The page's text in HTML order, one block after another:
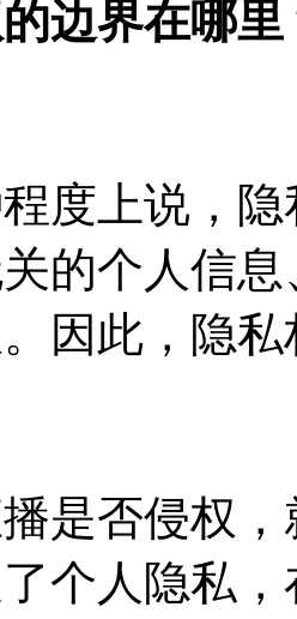
界在哪里
上说，隐
的个人信
因此，隐
否侵权，
个人隐私